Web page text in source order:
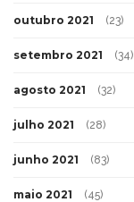
outubro 2021 (23)
setembro 2021 (34)
agosto 2021 (32)
julho 2021 (28)
junho 2021 (83)
maio 2021 (45)